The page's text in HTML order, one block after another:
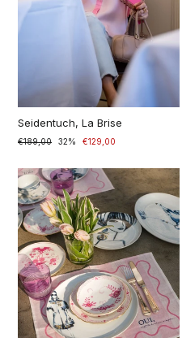
Seidentuch, La Brise
Normaler
€189,00
Sonderpreis32% €129,00